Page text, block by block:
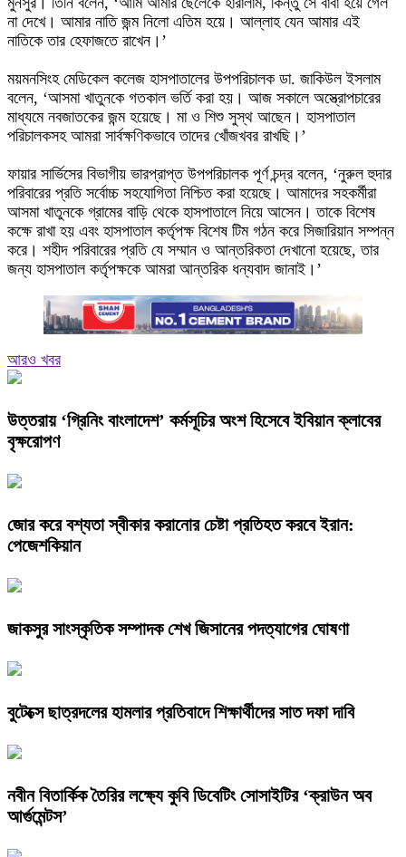
না দেখে। আমার নাতি জন্ম নিলো এতিম হয়ে। আল্লাহ যেন আমার এই
নাতিকে তার হেফাজতে রাখেন।’
ময়মনসিংহ মেডিকেল কলেজ হাসপাতালের উপপরিচালক ডা. জাকিউল ইসলাম
বলেন, ‘আসমা খাতুনকে গতকাল ভর্তি করা হয়। আজ সকালে অস্ত্রোপচারের
মাধ্যমে নবজাতকের জন্ম হয়েছে। মা ও শিশু সুস্থ আছেন। হাসপাতাল
পরিচালকসহ আমরা সার্বক্ষণিকভাবে তাদের খোঁজখবর রাখছি।’
ফায়ার সার্ভিসের বিভাগীয় ভারপ্রাপ্ত উপপরিচালক পূর্ণ চন্দ্র বলেন, ‘নুরুল হুদার
পরিবারের প্রতি সর্বোচ্চ সহযোগিতা নিশ্চিত করা হয়েছে। আমাদের সহকর্মীরা
আসমা খাতুনকে গ্রামের বাড়ি থেকে হাসপাতালে নিয়ে আসেন। তাকে বিশেষ
কক্ষে রাখা হয় এবং হাসপাতাল কর্তৃপক্ষ বিশেষ টিম গঠন করে সিজারিয়ান সম্পন্ন
করে। শহীদ পরিবারের প্রতি যে সম্মান ও আন্তরিকতা দেখানো হয়েছে, তার
জন্য হাসপাতাল কর্তৃপক্ষকে আমরা আন্তরিক ধন্যবাদ জানাই।’
আরও খবর
উত্তরায় ‘গ্রিনিং বাংলাদেশ’ কর্মসূচির অংশ হিসেবে ইবিয়ান ক্লাবের
বৃক্ষরোপণ
জোর করে বশ্যতা স্বীকার করানোর চেষ্টা প্রতিহত করবে ইরান:
পেজেশকিয়ান
জাকসুর সাংস্কৃতিক সম্পাদক শেখ জিসানের পদত্যাগের ঘোষণা
বুটেক্সে ছাত্রদলের হামলার প্রতিবাদে শিক্ষার্থীদের সাত দফা দাবি
নবীন বিতার্কিক তৈরির লক্ষ্যে কুবি ডিবেটিং সোসাইটির ‘ক্রাউন অব
আর্গুমেন্টস’